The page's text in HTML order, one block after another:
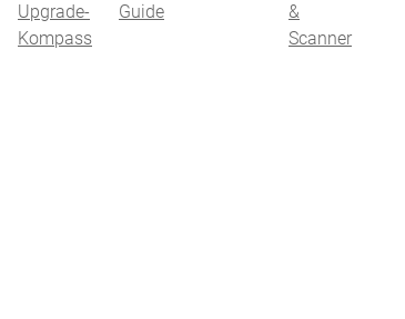
Upgrade-
Kompass
Guide
&
Scanner